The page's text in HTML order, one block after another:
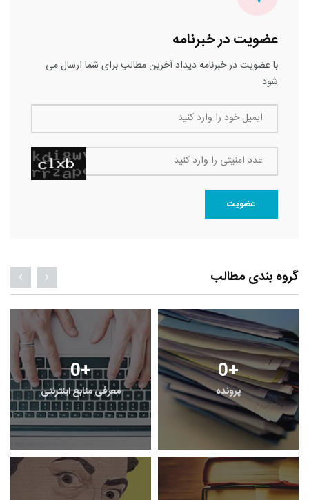
عضویت در خبرنامه
با عضویت در خبرنامه دیداد آخرین مطالب برای شما ارسال می
شود
ایمیل خود را وارد کنید
عدد امنیتی را وارد کنید
عضویت
گروه بندی مطالب
2+
گزارش
1+
معرفی کتابخانه های حقوقی